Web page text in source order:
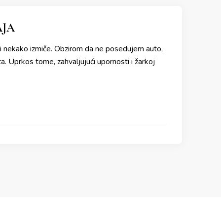
izmiče. Obzirom da ne posedujem auto,
Uprkos tome, zahvaljujući upornosti i žarkoj